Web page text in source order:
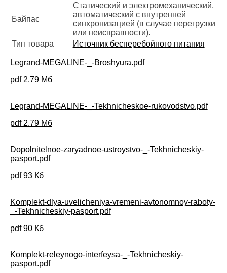
Байпас
Статический и электромеханический,
автоматический с внутренней
синхронизацией (в случае перегрузки
или неисправности).
Тип товара
Источник бесперебойного питания
Legrand-MEGALINE-_-Broshyura.pdf
pdf 2.79 Мб
Legrand-MEGALINE-_-Tekhnicheskoe-rukovodstvo.pdf
pdf 2.79 Мб
Dopolnitelnoe-zaryadnoe-ustroystvo-_-Tekhnicheskiy-
pasport.pdf
pdf 93 Кб
Komplekt-dlya-uvelicheniya-vremeni-avtonomnoy-raboty-
_-Tekhnicheskiy-pasport.pdf
pdf 90 Кб
Komplekt-releynogo-interfeysa-_-Tekhnicheskiy-
pasport.pdf